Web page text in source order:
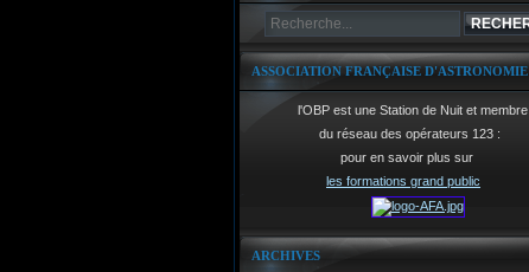
ASSOCIATION FRANÇAISE D'ASTRONOMIE
l'OBP est une Station de Nuit et membre
du réseau des opérateurs 123 :
pour en savoir plus sur
les formations grand public
ARCHIVES